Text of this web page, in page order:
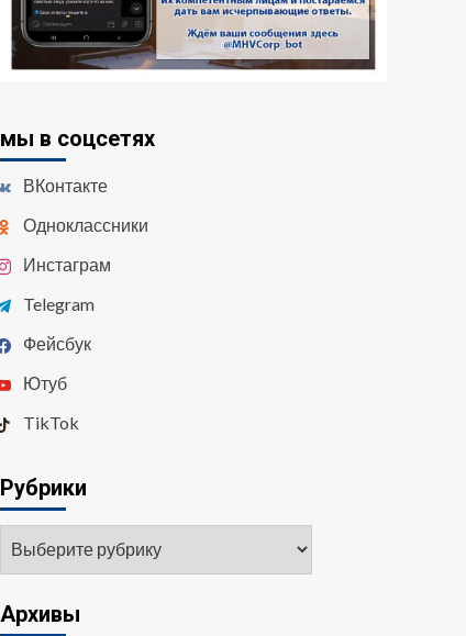
мы в соцсетях
ВКонтакте
Одноклассники
Инстаграм
Telegram
Фейсбук
Ютуб
TikTok
Рубрики
Архивы